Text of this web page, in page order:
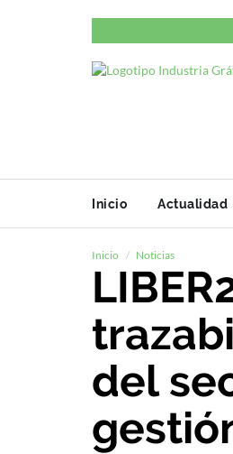
Inicio Actualidad
Inicio Noticias
del